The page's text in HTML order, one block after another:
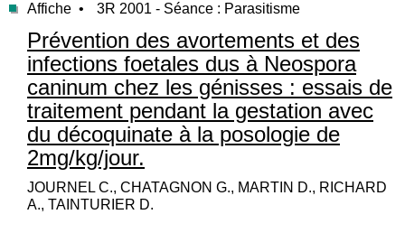
Affiche • 3R 2001 - Séance : Parasitisme
Prévention des avortements et des
infections foetales dus à Neospora
caninum chez les génisses : essais de
traitement pendant la gestation avec
du décoquinate à la posologie de
2mg/kg/jour.
JOURNEL C., CHATAGNON G., MARTIN D., RICHARD
A., TAINTURIER D.